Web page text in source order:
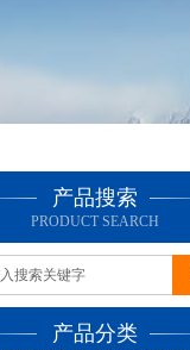
产品搜索
PRODUCT SEARCH
产品分类